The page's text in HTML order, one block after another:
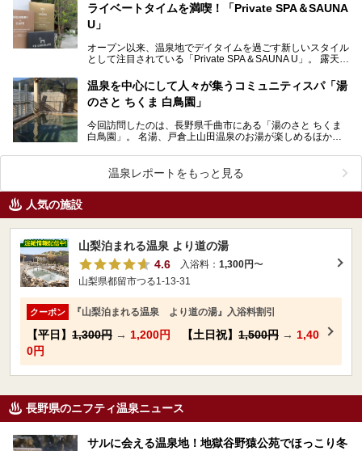
ライベートタイムを満喫！「Private SPA＆SAUNA
U」
オープン以来、温泉地でデイタイムを過ごす新しいスタイル
として注目されている「Private SPA＆SAUNA U」。 露天風
温泉を中心にして人々が集うコミュニティスパ「湯
のさと ちくま 白鳥園」
今回訪問したのは、長野県千曲市にある「湯のさと ちくま
白鳥園」。 名湯、戸倉上山田温泉のお湯が楽しめるほか、
温泉レポートをもっと見る
人気の施設
山梨泊まれる温泉 より道の湯
4.6
入浴料： 1,300円〜
山梨県都留市つる1-13-31
クーポン 『山梨泊まれる温泉 より道の湯』入浴料割引
【平日】 1,300円 → 1,200円 【土日祝】 1,500円 → 1,40
0円
長野県のニフティ温泉ニュース
サルに会える温泉地！地獄谷野猿公苑でほっこり冬